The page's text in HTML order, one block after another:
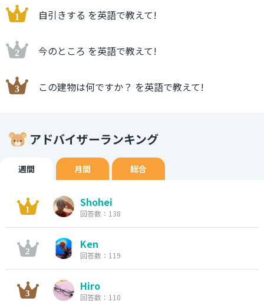
自引きする を英語で教えて!
今のところ を英語で教えて!
この建物は何ですか？ を英語で教えて!
アドバイザーランキング
週間 月間 総合
Shohei
回答数：138
Ken
回答数：119
Hiro
回答数：110